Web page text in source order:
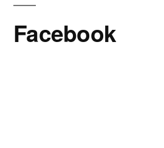
Facebook